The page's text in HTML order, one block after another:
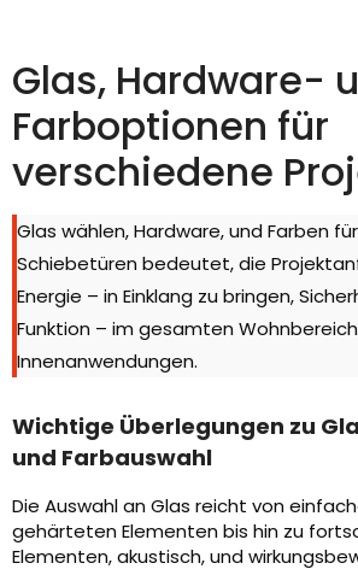
Glas, Hardware-
Farboptionen für
verschiedene
Glas wählen, Hardware, und Farben
Schiebetüren bedeutet, die
Energie – in Einklang zu bringen,
Funktion – im gesamten
Innenanwendungen.
Wichtige Überlegungen zu
und Farbauswahl
Die Auswahl an Glas reicht von
gehärteten Elementen bis hin zu
Elementen, akustisch, und